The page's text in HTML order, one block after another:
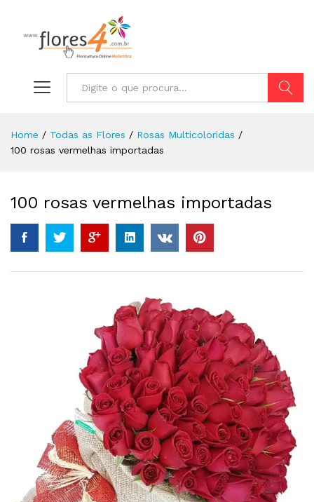
Home / Todas as Flores / Rosas Multicoloridas /
100 rosas vermelhas importadas
100 rosas vermelhas importadas